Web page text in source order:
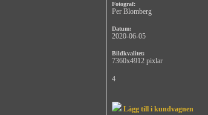
Fotograf:
Per Blomberg
Datum:
2020-06-05
Bildkvalitet:
7360x4912 pixlar
4
Lägg till i kundvagnen